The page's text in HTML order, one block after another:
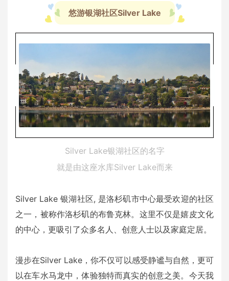
悠游银湖社区Silver Lake
Silver Lake银湖社区的名字
就是由这座水库Silver Lake而来
Silver Lake 银湖社区, 是洛杉矶市中心最受欢迎的社区
之一，被称作洛杉矶的布鲁克林。这里不仅是嬉皮文化
的中心，更吸引了众多名人、创意人士以及家庭定居。
漫步在Silver Lake，你不仅可以感受静谧与自然，更可
以在车水马龙中，体验独特而真实的创意之美。今天我